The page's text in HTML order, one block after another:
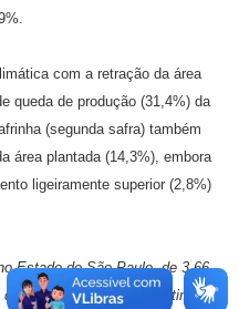
com a retração da área
queda de produção (31,4%) da
(segunda safra) também
área plantada (14,3%), embora
ligeiramente superior (2,8%)
Estado de São Paulo, de 3,66
ser a menor dos últimos